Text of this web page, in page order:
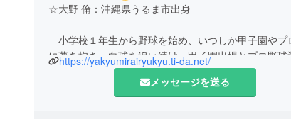
☆大野 倫：沖縄県うるま市出身
小学校１年生から野球を始め、いつしか甲子園やプ
に夢を抱き、白球を追い続け、甲子園出場とプロ野球
なるという、子どもの頃からの夢を実現することがで
https://yakyumirairyukyu.ti-da.net/
メッセージを送る